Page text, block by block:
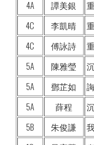
4A
譚美銀
4C
李凱晴
4C
傅詠詩
5A
陳雅瑩
5A
鄧芷如
5A
薛程
5B
朱俊謙